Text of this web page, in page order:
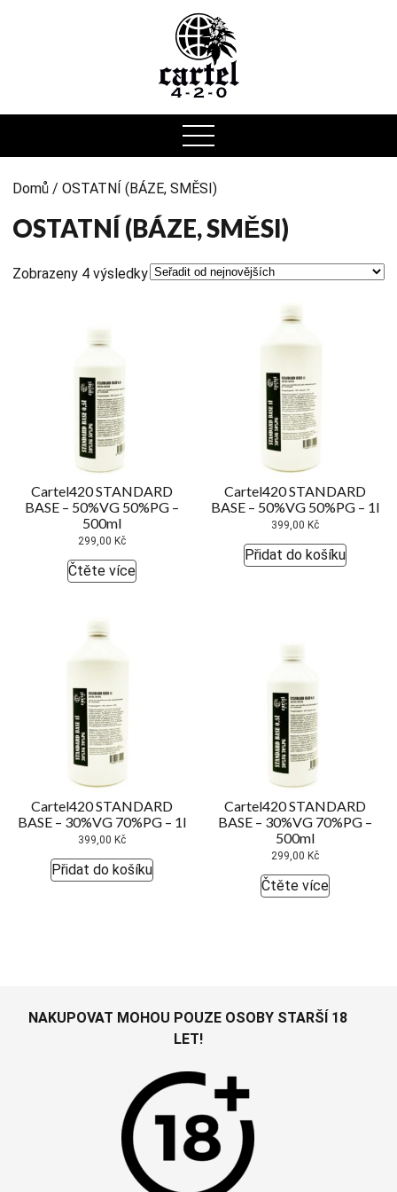
Domů / OSTATNÍ (BÁZE, SMĚSI)
OSTATNÍ (BÁZE, SMĚSI)
Zobrazeny 4 výsledky
Cartel420 STANDARD
BASE – 50%VG 50%PG –
500ml
299,00 Kč
Čtěte více
Cartel420 STANDARD
BASE – 50%VG 50%PG – 1l
399,00Kč
Přidat do košíku
Cartel420 STANDARD
BASE – 30%VG 70%PG – 1l
399,00 Kč
Přidat do košíku
Cartel420 STANDARD
BASE – 30%VG 70%PG –
500ml
299,00 Kč
Čtěte více
NAKUPOVAT MOHOU POUZE OSOBY STARŠÍ 18
LET!